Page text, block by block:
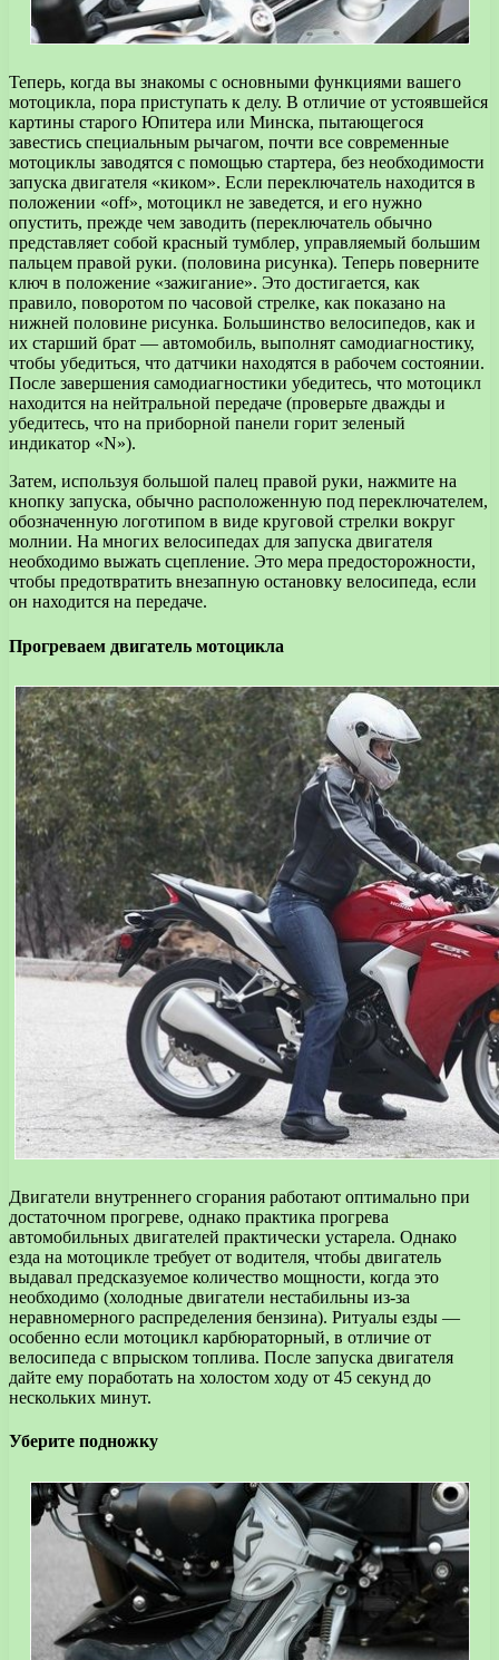
Теперь, когда вы знакомы с основными функциями вашего
мотоцикла, пора приступать к делу. В отличие от устоявшейся
картины старого Юпитера или Минска, пытающегося
завестись специальным рычагом, почти все современные
мотоциклы заводятся с помощью стартера, без необходимости
запуска двигателя «киком». Если переключатель находится в
положении «off», мотоцикл не заведется, и его нужно
опустить, прежде чем заводить (переключатель обычно
представляет собой красный тумблер, управляемый большим
пальцем правой руки. (половина рисунка). Теперь поверните
ключ в положение «зажигание». Это достигается, как
правило, поворотом по часовой стрелке, как показано на
нижней половине рисунка. Большинство велосипедов, как и
их старший брат — автомобиль, выполнят самодиагностику,
чтобы убедиться, что датчики находятся в рабочем состоянии.
После завершения самодиагностики убедитесь, что мотоцикл
находится на нейтральной передаче (проверьте дважды и
убедитесь, что на приборной панели горит зеленый
индикатор «N»).
Затем, используя большой палец правой руки, нажмите на
кнопку запуска, обычно расположенную под переключателем,
обозначенную логотипом в виде круговой стрелки вокруг
молнии. На многих велосипедах для запуска двигателя
необходимо выжать сцепление. Это мера предосторожности,
чтобы предотвратить внезапную остановку велосипеда, если
он находится на передаче.
Прогреваем двигатель мотоцикла
Двигатели внутреннего сгорания работают оптимально при
достаточном прогреве, однако практика прогрева
автомобильных двигателей практически устарела. Однако
езда на мотоцикле требует от водителя, чтобы двигатель
выдавал предсказуемое количество мощности, когда это
необходимо (холодные двигатели нестабильны из-за
неравномерного распределения бензина). Ритуалы езды —
особенно если мотоцикл карбюраторный, в отличие от
велосипеда с впрыском топлива. После запуска двигателя
дайте ему поработать на холостом ходу от 45 секунд до
нескольких минут.
Уберите подножку